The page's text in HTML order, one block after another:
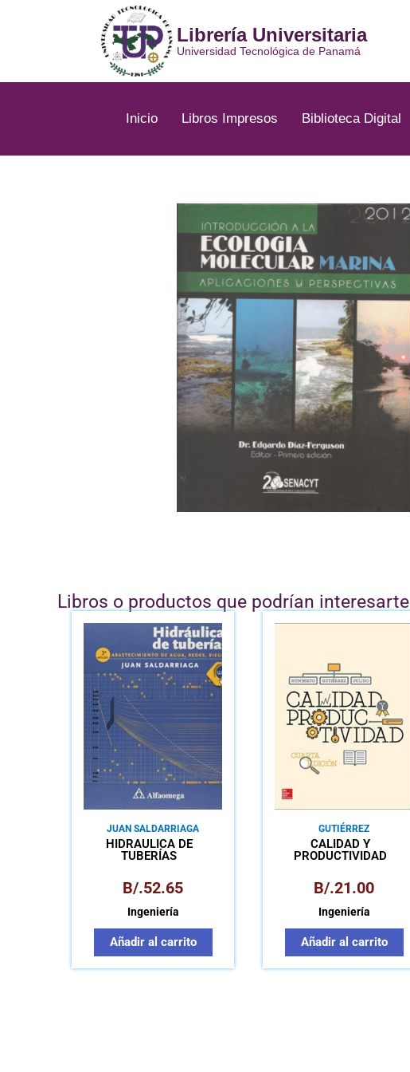
Librería Universitaria
Universidad Tecnológica de Panamá
Inicio Libros Impresos Biblioteca Digital
Libros o productos que podrían interesarte
JUAN SALDARRIAGA
HIDRÁULICA DE
TUBERÍAS
AGUA, REDES, RIEGOS
B/.52.65
Ingeniería
Añadir al carrito
GUTIÉRREZ
CALIDAD Y
PRODUCTIVIDAD
B/.21.00
Ingeniería
Añadir al carrito